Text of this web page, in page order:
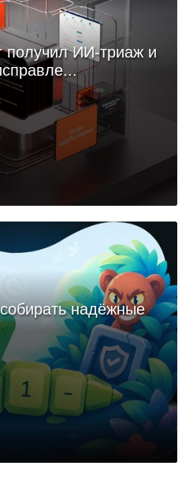
получил ИИ-триаж и
надёжные